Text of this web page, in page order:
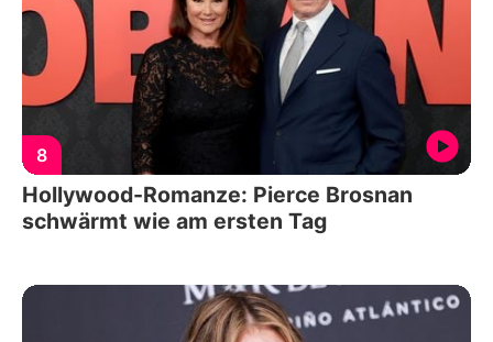
8
Hollywood-Romanze: Pierce Brosnan
schwärmt wie am ersten Tag